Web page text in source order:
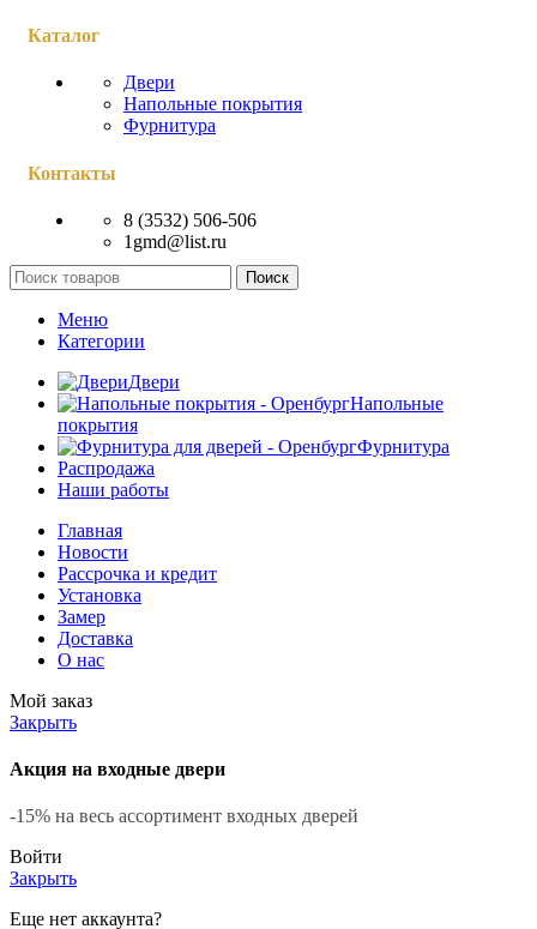
Каталог
Двери
Напольные покрытия
Фурнитура
Контакты
8 (3532) 506-506
1gmd@list.ru
Поиск
Меню
Категории
Двери
Напольные
покрытия
Фурнитура
Распродажа
Наши работы
Главная
Новости
Рассрочка и кредит
Установка
Замер
Доставка
О нас
Мой заказ
Закрыть
Акция на входные двери
-15% на весь ассортимент входных дверей
Войти
Закрыть
Еще нет аккаунта?